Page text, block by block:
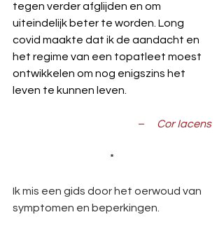
tegen verder afglijden en om
uiteindelijk beter te worden. Long
covid maakte dat ik de aandacht en
het regime van een topatleet moest
ontwikkelen om nog enigszins het
leven te kunnen leven.
–      Cor Iacens
*
Ik mis een gids door het oerwoud van
symptomen en beperkingen.